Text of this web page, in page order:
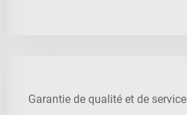
Garantie de qualité et de service